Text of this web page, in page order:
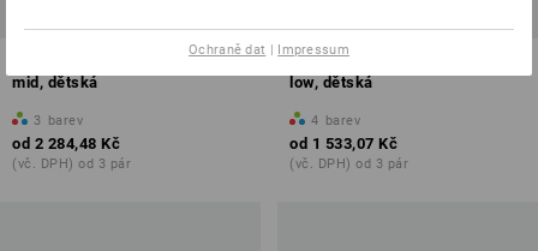
Víceúčelová obuv e.s. Apate II
mid, dětská
3 barev
od 2 284,48 Kč
(vč. DPH) od 3 pár
Víceúčelová obuv e.s. Waza
low, dětská
4 barev
od 1 533,07 Kč
(vč. DPH) od 3 pár
Ochraně dat | Impressum